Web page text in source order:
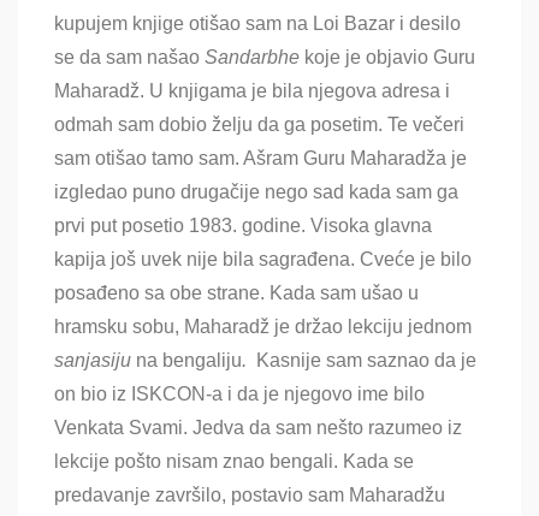
kupujem knjige otišao sam na Loi Bazar i desilo
se da sam našao Sandarbhe koje je objavio Guru
Maharadž. U knjigama je bila njegova adresa i
odmah sam dobio želju da ga posetim. Te večeri
sam otišao tamo sam. Ašram Guru Maharadža je
izgledao puno drugačije nego sad kada sam ga
prvi put posetio 1983. godine. Visoka glavna
kapija još uvek nije bila sagrađena. Cveće je bilo
posađeno sa obe strane. Kada sam ušao u
hramsku sobu, Maharadž je držao lekciju jednom
sanjasiju na bengaliju.
Kasnije sam saznao da je
on bio iz ISKCON-a i da je njegovo ime bilo
Venkata Svami. Jedva da sam nešto razumeo iz
lekcije pošto nisam znao bengali. Kada se
predavanje završilo, postavio sam Maharadžu